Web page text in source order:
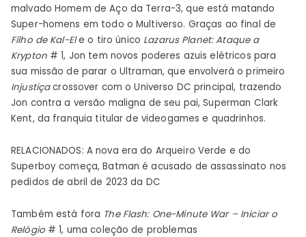
malvado Homem de Aço da Terra-3, que está matando
Super-homens em todo o Multiverso. Graças ao final de
Filho de Kal-Ele o tiro único Lazarus Planet: Ataque a
Krypton# 1, Jon tem novos poderes azuis elétricos para
sua missão de parar o Ultraman, que envolverá o primeiro
Injustiçacrossover com o Universo DC principal, trazendo
Jon contra a versão maligna de seu pai, Superman Clark
Kent, da franquia titular de videogames e quadrinhos.
RELACIONADOS: A nova era do Arqueiro Verde e do
Superboy começa, Batman é acusado de assassinato nos
pedidos de abril de 2023 da DC
Também está fora The Flash: One-Minute War – Iniciar o
Relógio # 1, uma coleção de problemas